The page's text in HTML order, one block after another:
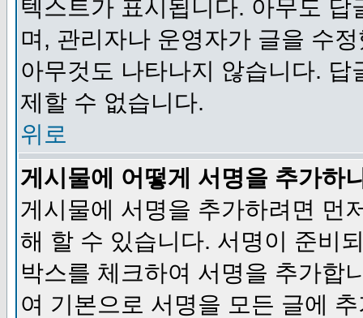
텍스트가 표시됩니다. 아무도
며, 관리자나 운영자가 글을 수
아무것도 나타나지 않습니다.
제할 수 없습니다.
위로
게시물에 어떻게 서명을 추가하
게시물에 서명을 추가하려면 먼
해 할 수 있습니다. 서명이 준비
박스를 체크하여 서명을 추가합
여 기본으로 서명을 모든 글에